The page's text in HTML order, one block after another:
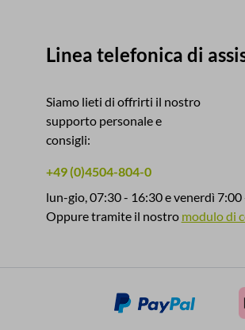
Linea telefonica di
Siamo lieti di offrirti il ​​nostro
supporto personale e
consigli:
+49 (0)4504-804-0
lun-gio, 07:30 - 16:30 e venerdì 7:00
Oppure tramite il nostro modulo di